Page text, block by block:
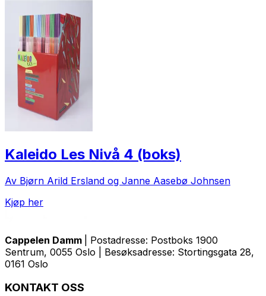
Kaleido Les Nivå 4 (boks)
Av Bjørn Arild Ersland og Janne Aasebø Johnsen
Kjøp her
Cappelen Damm
| Postadresse: Postboks 1900
Sentrum, 0055 Oslo | Besøksadresse: Stortingsgata 28,
0161 Oslo
KONTAKT OSS